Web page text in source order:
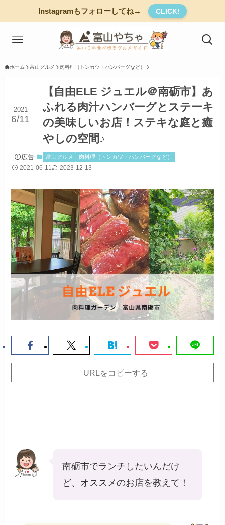
Instagramもフォローしてね→ CLICK!
ホーム 富山グルメ 肉料理（トンカツ・ハンバーグなど）
【自由ELE ジュエル＠南砺市】あ
ふれる肉汁ハンバーグとステーキ
の美味しいお店！ステキな庭と癒
やしの空間♪
2021
6/11
広告 富山グルメ 肉料理（トンカツ・ハンバーグなど）
2021-06-11 2023-12-13
URLをコピーする
南砺市でランチしたいんだけ
ど、オススメのお店を教えて！